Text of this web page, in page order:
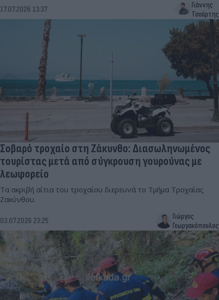
17.07.2026 13:37
Γιάννης
Τσούρτης
Σοβαρό τροχαίο στη Ζάκυνθο: Διασωληνωμένος
τουρίστας μετά από σύγκρουση γουρούνας με
λεωφορείο
Τα ακριβή αίτια του τροχαίου διερευνά το Τμήμα Τροχαίας
Ζακύνθου.
03.07.2026 23:25
Γιώργος
Γεωργακόπουλος